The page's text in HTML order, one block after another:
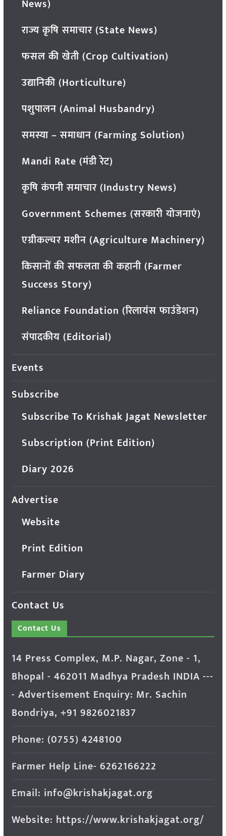
News)
राज्य कृषि समाचार (State News)
फसल की खेती (Crop Cultivation)
उद्यानिकी (Horticulture)
पशुपालन (Animal Husbandry)
समस्या – समाधान (Farming Solution)
Mandi Rate (मंडी रेट)
कृषि कंपनी समाचार (Industry News)
Government Schemes (सरकारी योजनाएं)
एग्रीकल्चर मशीन (Agriculture Machinery)
किसानों की सफलता की कहानी (Farmer
Success Story)
Reliance Foundation (रिलायंस फाउंडेशन)
संपादकीय (Editorial)
Events
Subscribe
Subscribe To Krishak Jagat Newsletter
Subscription (Print Edition)
Diary 2026
Advertise
Website
Print Edition
Farmer Diary
Contact Us
Contact Us
14 Press Complex, M.P. Nagar, Zone - 1,
Bhopal - 462011 Madhya Pradesh INDIA ---
- Advertisement Enquiry: Mr. Sachin
Bondriya, +91 9826021837
Phone: (0755) 4248100
Farmer Help Line- 6262166222
Email: info@krishakjagat.org
Website: https://www.krishakjagat.org/